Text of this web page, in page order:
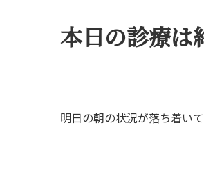
本日の診療は
明日の朝の状況が落ち着い